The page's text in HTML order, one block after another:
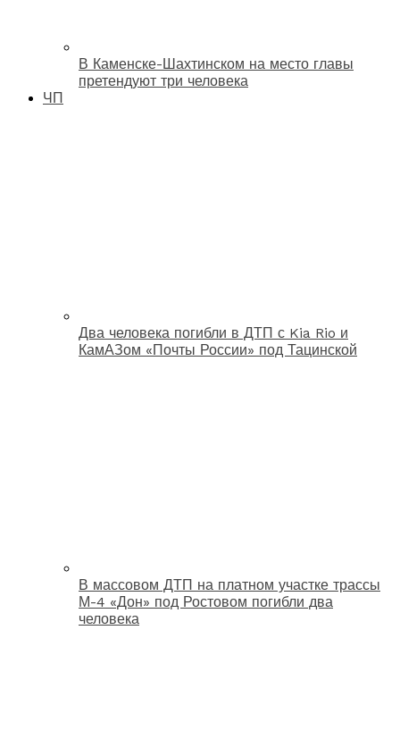
В Каменске-Шахтинском на место главы
претендуют три человека
ЧП
Два человека погибли в ДТП с Kia Rio и
КамАЗом «Почты России» под Тацинской
В массовом ДТП на платном участке трассы
М-4 «Дон» под Ростовом погибли два
человека